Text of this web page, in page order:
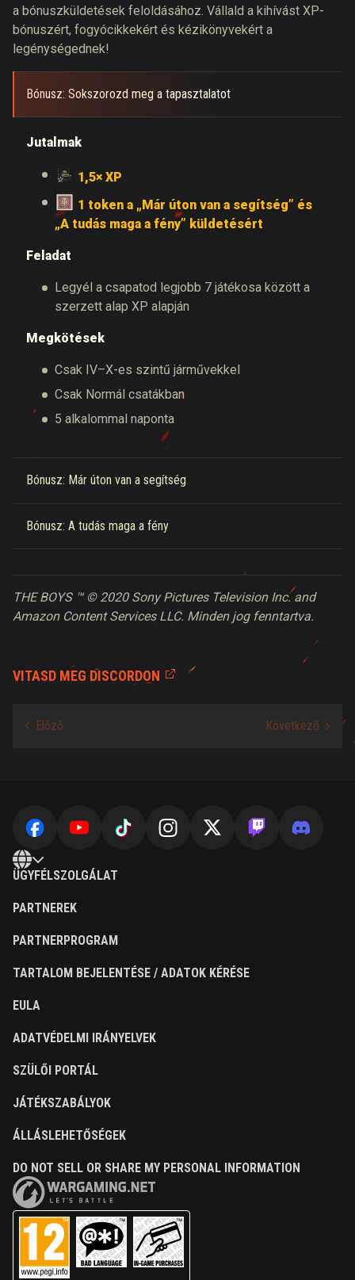
a bónuszküldetések feloldásához. Vállald a kihívást XP-
bónuszért, fogyócikkekért és kézikönyvekért a
legénységednek!
Bónusz: Sokszorozd meg a tapasztalatot
Jutalmak
1,5× XP
1 token a „Már úton van a segítség” és
„A tudás maga a fény” küldetésért
Feladat
Legyél a csapatod legjobb 7 játékosa között a
szerzett alap XP alapján
Megkötések
Csak IV–X-es szintű járművekkel
Csak Normál csatákban
5 alkalommal naponta
Bónusz: Már úton van a segítség
Bónusz: A tudás maga a fény
THE BOYS ™ © 2020 Sony Pictures Television Inc. and
Amazon Content Services LLC. Minden jog fenntartva.
VITASD MEG DISCORDON
ÜGYFÉLSZOLGÁLAT
PARTNEREK
PARTNERPROGRAM
TARTALOM BEJELENTÉSE / ADATOK KÉRÉSE
EULA
ADATVÉDELMI IRÁNYELVEK
SZÜLŐI PORTÁL
JÁTÉKSZABÁLYOK
ÁLLÁSLEHETŐSÉGEK
DO NOT SELL OR SHARE MY PERSONAL INFORMATION